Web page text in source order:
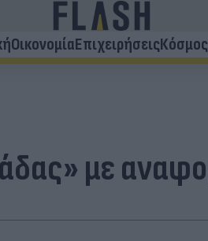
ΟικονομίαΕπιχειρήσειςΚόσμος
με